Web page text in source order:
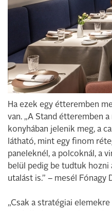
Ha ezek egy étteremben
van. „A Stand étteremben
konyhában jelenik meg, a
látható, mint egy finom
paneleknél, a polcoknál, a
belül pedig be tudtuk hozni
utalást is.” – mesél Fónagy
„Csak a stratégiai